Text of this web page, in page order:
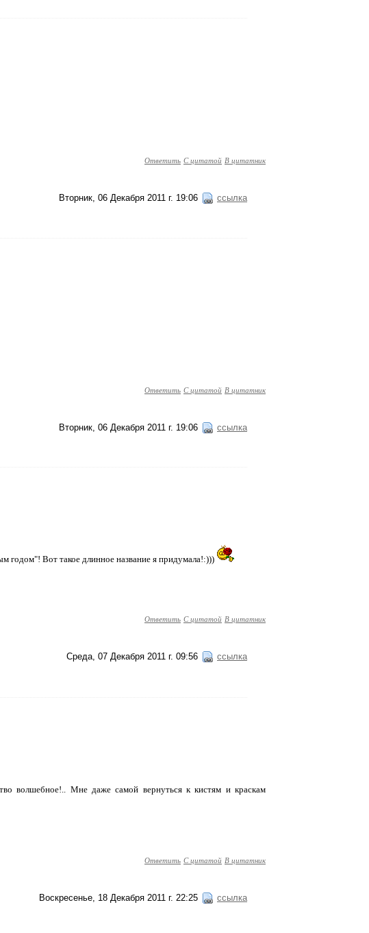
Ответить С цитатой В цитатник
Вторник, 06 Декабря 2011 г. 19:06 ссылка
Ответить С цитатой В цитатник
Вторник, 06 Декабря 2011 г. 19:06 ссылка
годом"! Вот такое длинное название я придумала!:)))
Ответить С цитатой В цитатник
Среда, 07 Декабря 2011 г. 09:56 ссылка
волшебное!.. Мне даже самой вернуться к кистям и краскам
Ответить С цитатой В цитатник
Воскресенье, 18 Декабря 2011 г. 22:25 ссылка